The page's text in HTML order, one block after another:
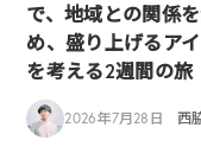
で、地域との関係
め、盛り上げるア
を考える2週間の旅
2026年7月28日 西